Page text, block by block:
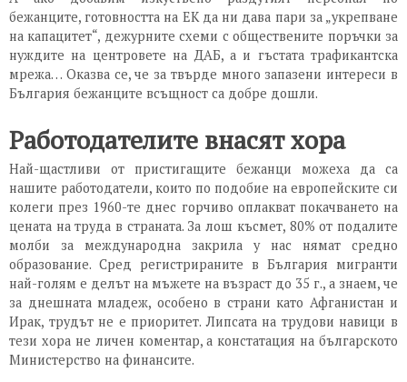
бежанците, готовността на ЕК да ни дава пари за „укрепване
на капацитет“, дежурните схеми с обществените поръчки за
нуждите на центровете на ДАБ, а и гъстата трафикантска
мрежа… Оказва се, че за твърде много запазени интереси в
България бежанците всъщност са добре дошли.
Работодателите внасят хора
Най-щастливи от пристигащите бежанци можеха да са
нашите работодатели, които по подобие на европейските си
колеги през 1960-те днес горчиво оплакват покачването на
цената на труда в страната. За лош късмет, 80% от подалите
молби за международна закрила у нас нямат средно
образование. Сред регистрираните в България мигранти
най-голям е делът на мъжете на възраст до 35 г., а знаем, че
за днешната младеж, особено в страни като Афганистан и
Ирак, трудът не е приоритет. Липсата на трудови навици в
тези хора не личен коментар, а констатация на българското
Министерство на финансите.